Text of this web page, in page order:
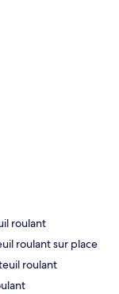
roulant
roulant sur place
roulant